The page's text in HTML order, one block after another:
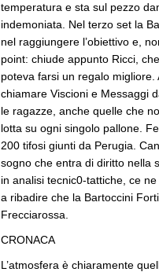
temperatura e sta sul pezzo
indemoniata. Nel terzo set la
nel raggiungere l’obiettivo e,
point: chiude appunto Ricci,
poteva farsi un regalo
chiamare Viscioni e Messaggi
le ragazze, anche quelle che
lotta su ogni singolo pallone.
200 tifosi giunti da Perugia.
sogno che entra di diritto nella
in analisi tecnic0-tattiche, ce
a ribadire che la Bartoccini
Frecciarossa.
CRONACA
L’atmosfera è chiaramente